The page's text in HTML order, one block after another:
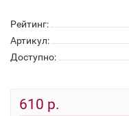
Рейтинг:
Артикул:
Доступно:
610 р.